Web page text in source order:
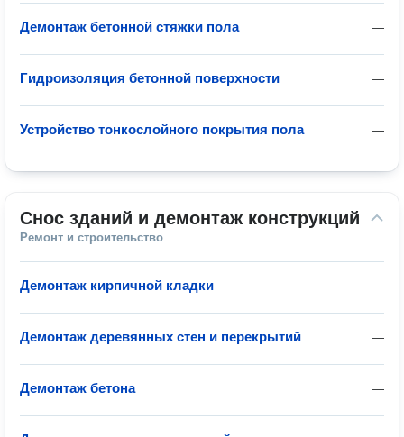
—
Демонтаж бетонной стяжки пола
—
Гидроизоляция бетонной поверхности
—
Устройство тонкослойного покрытия пола
Снос зданий и демонтаж конструкций
Ремонт и строительство
—
Демонтаж кирпичной кладки
—
Демонтаж деревянных стен и перекрытий
—
Демонтаж бетона